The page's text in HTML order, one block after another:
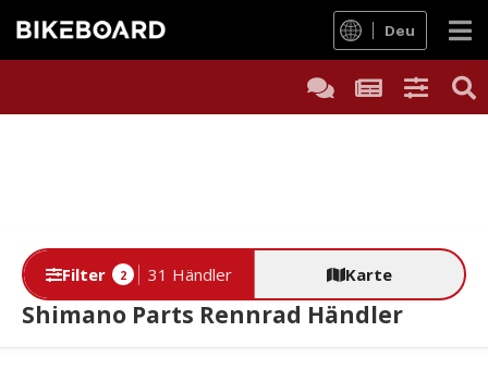
Deu
Filter 2 31 Händler Karte
Shimano Parts Rennrad Händler